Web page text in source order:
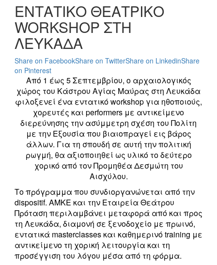
ΕΝΤΑΤΙΚΟ ΘΕΑΤΡΙΚΟ
WORKSHOP ΣΤΗ
ΛΕΥΚΑΔΑ
Share on FacebookShare on TwitterShare on LinkedinShare
on Pinterest
Από 1 έως 5 Σεπτεμβρίου, o αρχαιολογικός
χώρος του Κάστρου Αγίας Μαύρας στη Λευκάδα
φιλοξενεί ένα εντατικό workshop για ηθοποιούς,
χορευτές και performers με αντικείμενο
διερεύνησης την ασύμμετρη σχέση του Πολίτη
με την Εξουσία που βιαιοπραγεί εις βάρος
άλλων. Για τη σπουδή σε αυτή την πολιτική
ρωγμή, θα αξιοποιηθεί ως υλικό το δεύτερο
χορικό από τον Προμηθέα Δεσμώτη του
Αισχύλου.
Το πρόγραμμα που συνδιοργανώνεται από την
dispositif. AMKE και την Εταιρεία Θεάτρου
Πρόταση περιλαμβάνει μεταφορά από και προς
τη Λευκάδα, διαμονή σε ξενοδοχείο με πρωινό,
εντατικά masterclasses και καθημερινό training με
αντικείμενο τη χορική λειτουργία και τη
προσέγγιση του λόγου μέσα από τη φόρμα.